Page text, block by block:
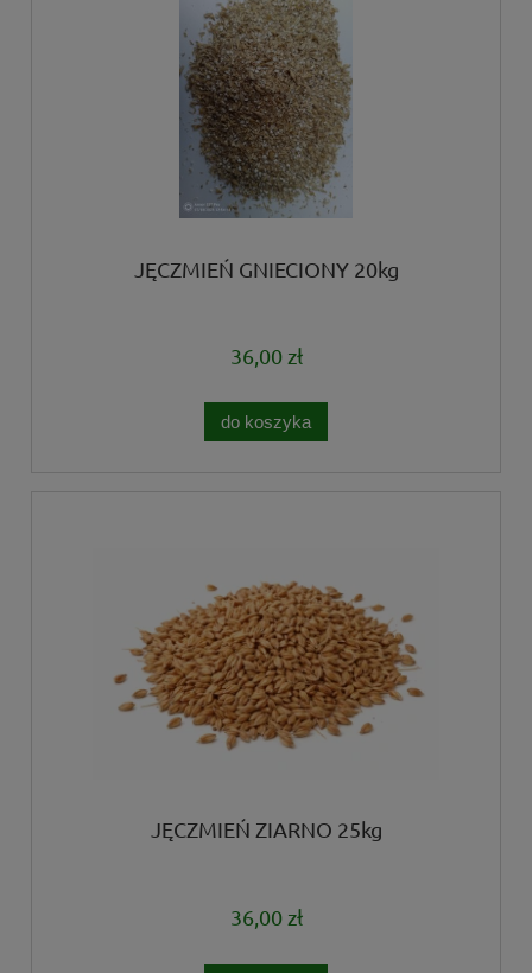
JĘCZMIEŃ GNIECIONY 20kg
36,00 zł
do koszyka
JĘCZMIEŃ ZIARNO 25kg
36,00 zł